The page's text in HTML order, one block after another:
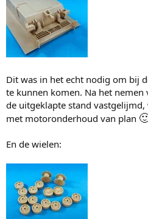
Dit was in het echt nodig om bij
te kunnen komen. Na het
de uitgeklapte stand
met motoronderhoud van plan
En de wielen: